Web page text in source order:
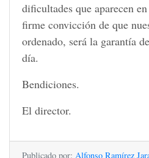
dificultades que aparecen
firme convicción de que
ordenado, será la garantía
día.
Bendiciones.
El director.
Publicado por: Alfonso Ramírez